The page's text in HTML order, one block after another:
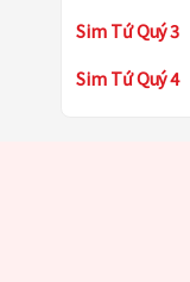
Sim Tứ Quý 3
Sim Tứ Quý 4